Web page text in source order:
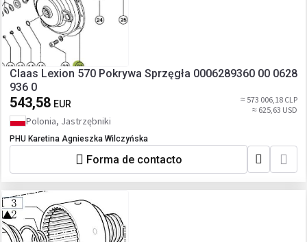
Claas Lexion 570 Pokrywa Sprzęgła 0006289360 00 0628
936 0
543,58 EUR
≈ 573 006,18 CLP
≈ 625,63 USD
Polonia, Jastrzębniki
PHU Karetina Agnieszka Wilczyńska
Forma de contacto